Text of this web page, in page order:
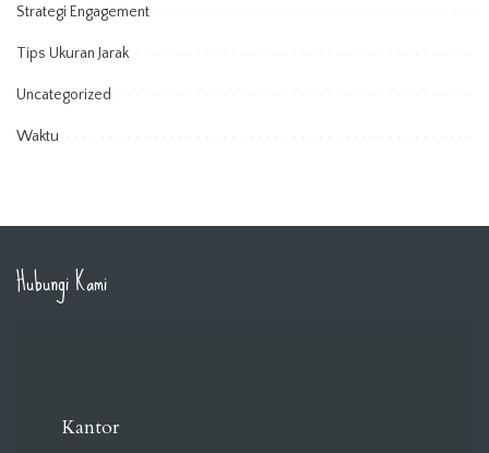
Strategi Engagement
Tips Ukuran Jarak
Uncategorized
Waktu
Hubungi Kami
Kantor